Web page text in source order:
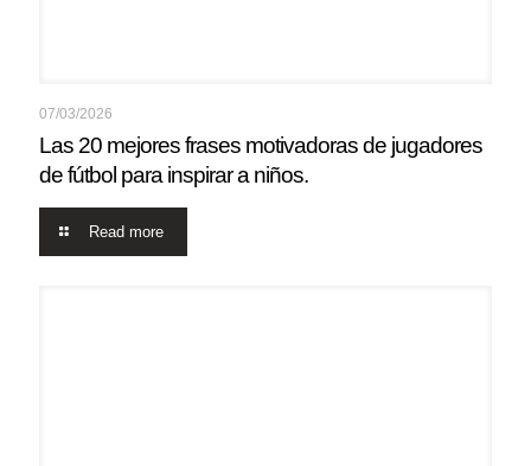
07/03/2026
Las 20 mejores frases motivadoras de jugadores
de fútbol para inspirar a niños.
Read more